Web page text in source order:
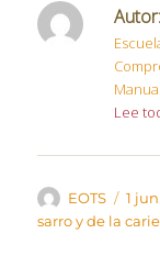
Autor:
Lee
Autor
EOTS
el
1
sarro y de la